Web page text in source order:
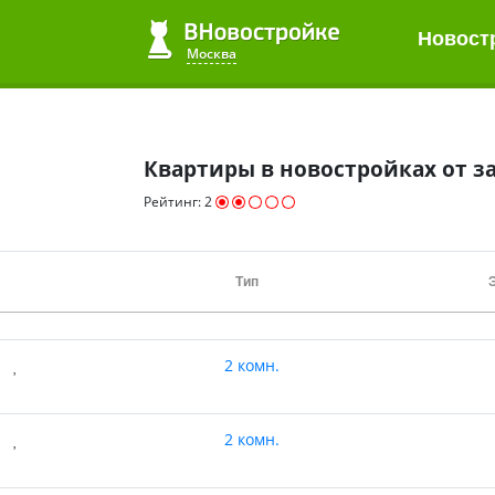
Москва
Москва
Квартиры до 2 млн. Все студии
Квартиры в новостройках от
Рейтинг:2
Тип
2 комн.
2 комн.